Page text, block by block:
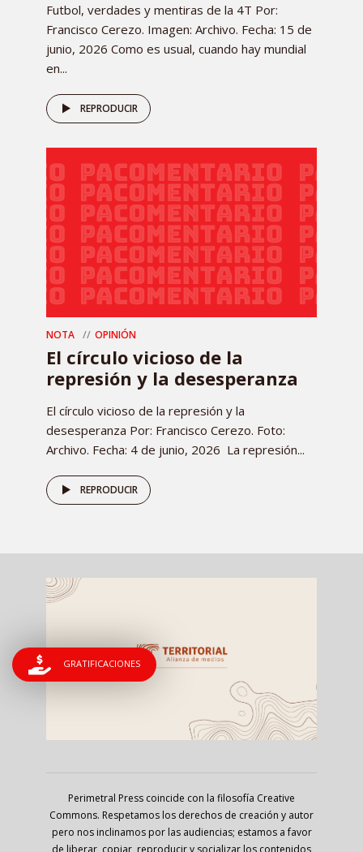
Futbol, verdades y mentiras de la 4T Por:
Francisco Cerezo. Imagen: Archivo. Fecha: 15 de
junio, 2026 Como es usual, cuando hay mundial
en...
REPRODUCIR
NOTA OPINIÓN
El círculo vicioso de la
represión y la desesperanza
El círculo vicioso de la represión y la
desesperanza Por: Francisco Cerezo. Foto:
Archivo. Fecha: 4 de junio, 2026 La represión...
REPRODUCIR
Perimetral Press coincide con la filosofía Creative
Commons. Respetamos los derechos de creación y autor
pero nos inclinamos por las audiencias; estamos a favor
de liberar, copiar, reproducir y socializar los contenidos
GRATIFICACIONES